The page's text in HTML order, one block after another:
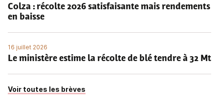
Colza : récolte 2026 satisfaisante mais rendements
en baisse
16 juillet 2026
Le ministère estime la récolte de blé tendre à 32 Mt
Voir toutes les brèves